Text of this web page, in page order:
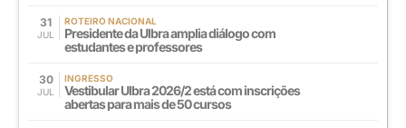
31
JUL
ROTEIRO NACIONAL
Presidente da Ulbra amplia diálogo com
estudantes e professores
30
JUL
INGRESSO
Vestibular Ulbra 2026/2 está com inscrições
abertas para mais de 50 cursos